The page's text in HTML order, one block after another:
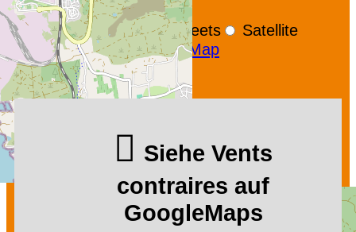
+−
OpenStreetMap
Streets
Satellite
Leaflet |©OpenStreetMap
Siehe Vents
contraires auf
GoogleMaps